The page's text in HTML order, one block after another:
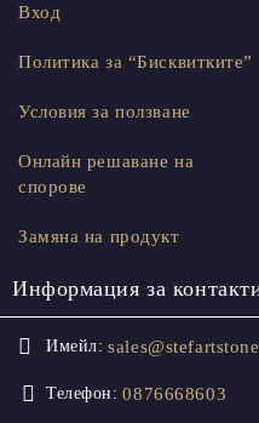
Вход
Политика за “Бисквитките”
Условия за ползване
Онлайн решаване на
спорове
Замяна на продукт
Информация за
Имейл:
Телефон: 0876668603